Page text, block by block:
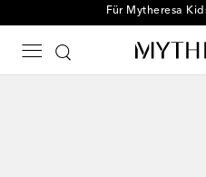
Für Mytheresa